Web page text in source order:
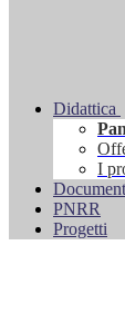
Didattica
I
PNRR
Progetti